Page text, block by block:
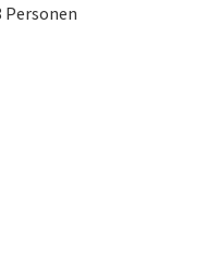
Personen